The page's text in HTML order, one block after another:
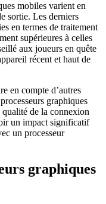
mobiles varient en
sortie. Les derniers
en termes de traitement
supérieures à celles
aux joueurs en quête
récent et haut de
en compte d’autres
graphiques
qualité de la connexion
un impact significatif
un processeur
graphiques